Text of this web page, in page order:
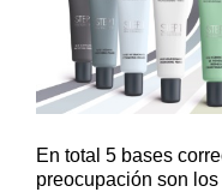
En total 5 bases
preocupación son